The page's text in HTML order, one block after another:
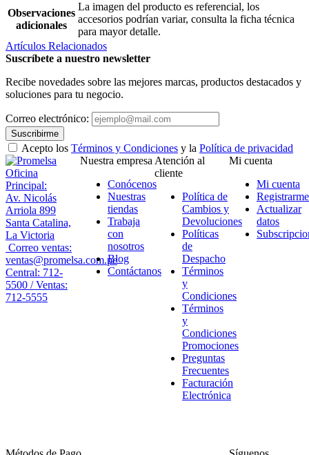
Observaciones
adicionales
La imagen del producto es referencial, los
accesorios podrían variar, consulta la ficha técnica
para mayor detalle.
Artículos Relacionados
Suscríbete a nuestro newsletter
Recibe novedades sobre las mejores marcas, productos destacados y
soluciones para tu negocio.
Correo electrónico:
Suscribirme
Acepto los Términos y Condiciones y la Política de privacidad
Oficina
Principal:
Av. Nicolás
Arriola 899
Santa Catalina,
La Victoria
Correo ventas:
ventas@promelsa.com.pe
Central: 712-
5500 / Ventas:
712-5555
Nuestra empresa
Conócenos
Nuestras
tiendas
Trabaja
con
nosotros
Blog
Contáctanos
Atención al
cliente
Política de
Cambios y
Devoluciones
Políticas
de
Despacho
Términos
y
Condiciones
Términos
y
Condiciones
Promociones
Preguntas
Frecuentes
Facturación
Electrónica
Mi cuenta
Mi cuenta
Registrarme
Actualizar
datos